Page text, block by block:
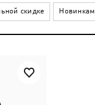
скидке Новинкам